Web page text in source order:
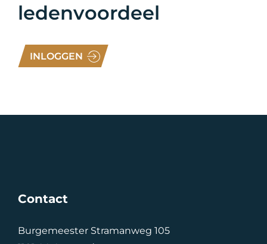
ledenvoordeel
INLOGGEN
Contact
Burgemeester Stramanweg 105